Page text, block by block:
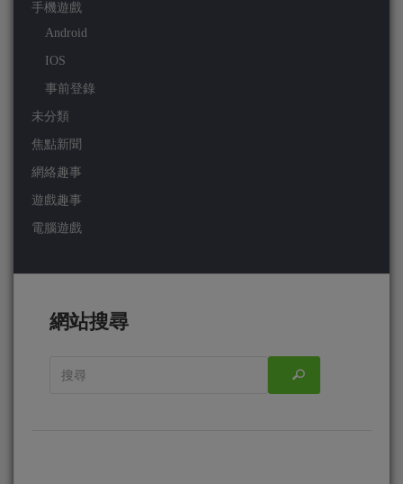
手機遊戲
Android
IOS
事前登錄
未分類
焦點新聞
網絡趣事
遊戲趣事
電腦遊戲
網站搜尋